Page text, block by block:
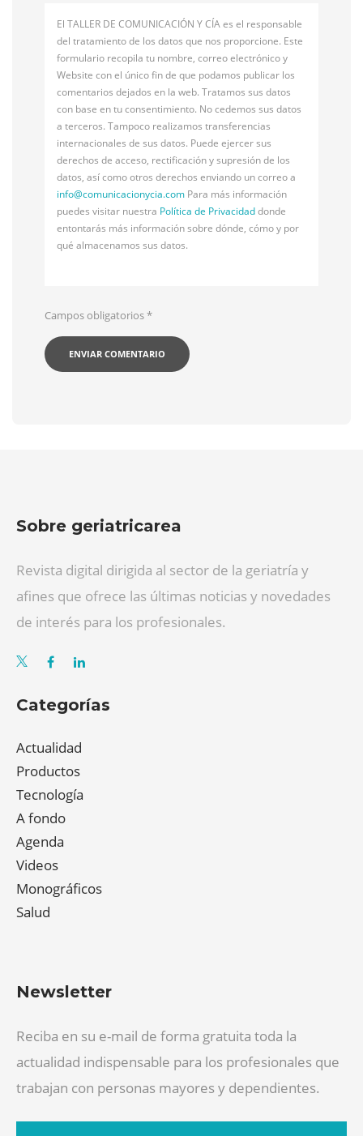
El TALLER DE COMUNICACIÓN Y CÍA es el responsable
del tratamiento de los datos que nos proporcione. Este
formulario recopila tu nombre, correo electrónico y
Website con el único fin de que podamos publicar los
comentarios dejados en la web. Tratamos sus datos
con base en tu consentimiento. No cedemos sus datos
a terceros. Tampoco realizamos transferencias
internacionales de sus datos. Puede ejercer sus
derechos de acceso, rectificación y supresión de los
datos, así como otros derechos enviando un correo a
info@comunicacionycia.com Para más información
puedes visitar nuestra Política de Privacidaddonde
entontarás más información sobre dónde, cómo y por
qué almacenamos sus datos.
Campos obligatorios*
Sobre geriatricarea
Revista digital dirigida al sector de la geriatría y
afines que ofrece las últimas noticias y novedades
de interés para los profesionales.
Categorías
Actualidad
Productos
Tecnología
A fondo
Agenda
Videos
Monográficos
Salud
Newsletter
Reciba en su e-mail de forma gratuita toda la
actualidad indispensable para los profesionales que
trabajan con personas mayores y dependientes.